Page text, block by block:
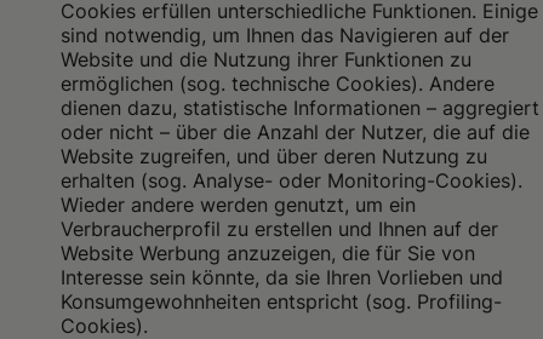
Cookies erfüllen unterschiedliche Funktionen. Einige
sind notwendig, um Ihnen das Navigieren auf der
Website und die Nutzung ihrer Funktionen zu
ermöglichen (sog. technische Cookies). Andere
dienen dazu, statistische Informationen – aggregiert
oder nicht – über die Anzahl der Nutzer, die auf die
Website zugreifen, und über deren Nutzung zu
erhalten (sog. Analyse- oder Monitoring-Cookies).
Wieder andere werden genutzt, um ein
Verbraucherprofil zu erstellen und Ihnen auf der
Website Werbung anzuzeigen, die für Sie von
Interesse sein könnte, da sie Ihren Vorlieben und
Konsumgewohnheiten entspricht (sog. Profiling-
Cookies).